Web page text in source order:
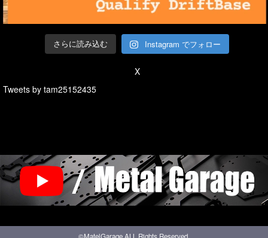
さらに読み込む Instagram でフォロー
X
Tweets by tam25152435